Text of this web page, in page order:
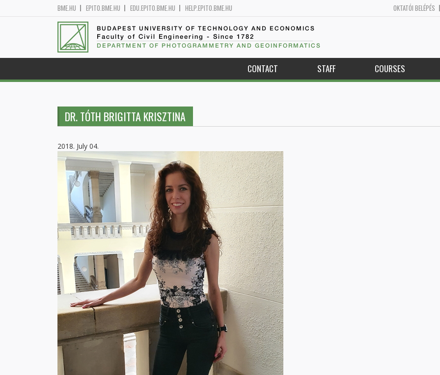
BME.HU EPITO.BME.HU EDU.EPITO.BME.HU HELP.EPITO.BME.HU OKTATÓI BELÉPÉS
BUDAPEST UNIVERSITY OF TECHNOLOGY AND ECONOMICS
Faculty of Civil Engineering - Since 1782
DEPARTMENT OF PHOTOGRAMMETRY AND GEOINFORMATICS
CONTACT STAFF COURSES
DR. TÓTH BRIGITTA KRISZTINA
2018. July 04.